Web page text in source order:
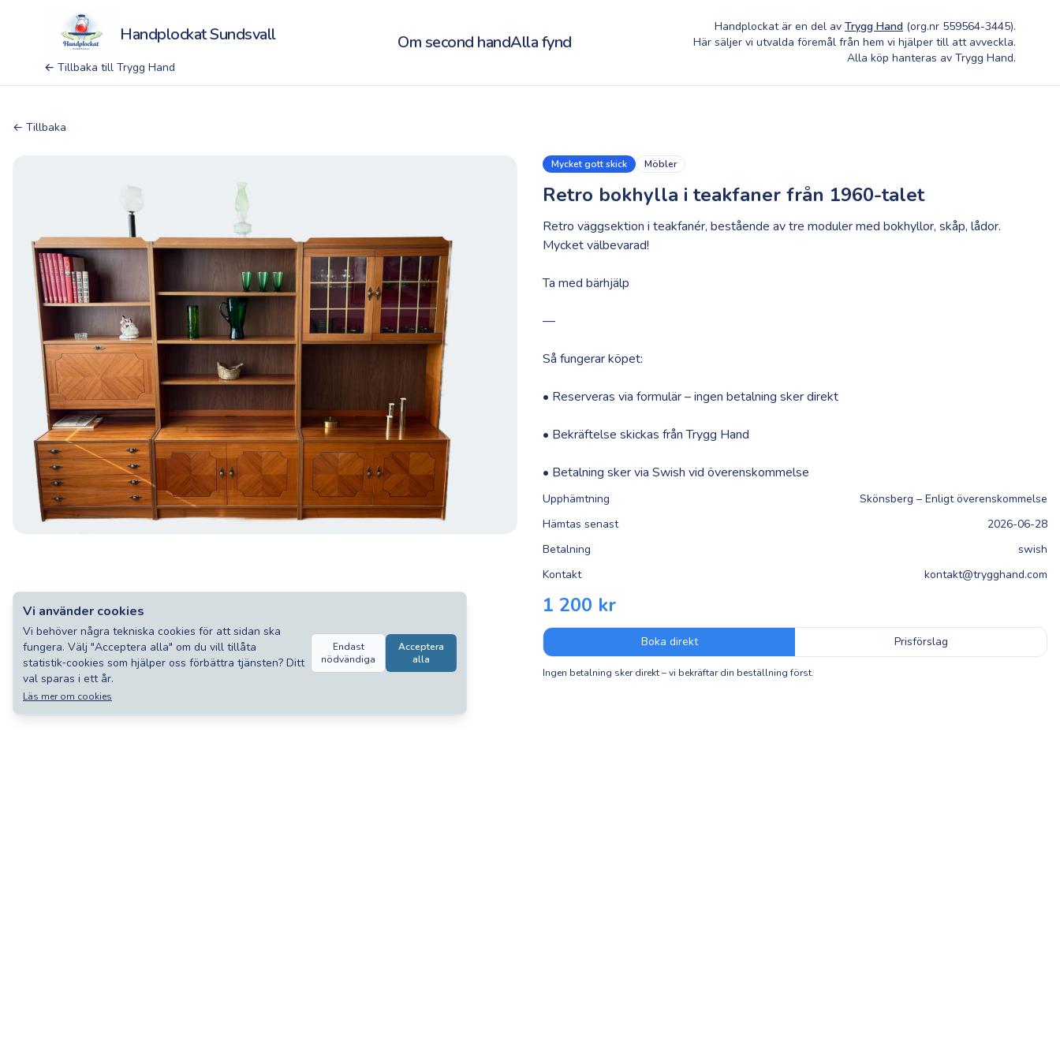
Vi använder cookies
Vi behöver några tekniska cookies för att sidan ska
fungera. Välj "Acceptera alla" om du vill tillåta
statistik‑cookies som hjälper oss förbättra tjänsten? Ditt
val sparas i ett år.
Läs mer om cookies
Endast
nödvändiga
Acceptera
alla
Handplockat Sundsvall
← Tillbaka till Trygg Hand
Om second handAlla fynd
Handplockat är en del av Trygg Hand (org.nr 559564-3445).
Här säljer vi utvalda föremål från hem vi hjälper till att avveckla.
Alla köp hanteras av Trygg Hand.
← Tillbaka
Mycket gott skick Möbler
Retro bokhylla i teakfaner från 1960-talet
Retro väggsektion i teakfanér, bestående av tre moduler med bokhyllor, skåp, lådor.
Mycket välbevarad!
Ta med bärhjälp
—
Så fungerar köpet:
• Reserveras via formulär – ingen betalning sker direkt
• Bekräftelse skickas från Trygg Hand
• Betalning sker via Swish vid överenskommelse
Upphämtning
Skönsberg – Enligt överenskommelse
Hämtas senast
2026-06-28
Betalning
swish
Kontakt
kontakt@trygghand.com
1 200 kr
Boka direkt Prisförslag
Ingen betalning sker direkt – vi bekräftar din beställning först.